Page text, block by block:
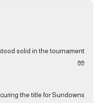
solid in the tournament
🧤
the title for Sundowns! 🏆